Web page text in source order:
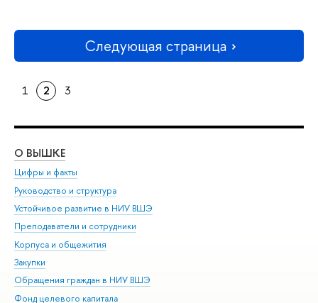
Следующая страница
1 2 3
О ВЫШКЕ
Цифры и факты
Руководство и структура
Устойчивое развитие в НИУ ВШЭ
Преподаватели и сотрудники
Корпуса и общежития
Закупки
Обращения граждан в НИУ ВШЭ
Фонд целевого капитала